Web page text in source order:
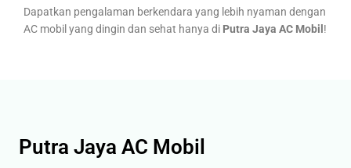
Dapatkan pengalaman berkendara yang lebih nyaman dengan
AC mobil yang dingin dan sehat hanya di Putra Jaya AC Mobil !
Putra Jaya AC Mobil